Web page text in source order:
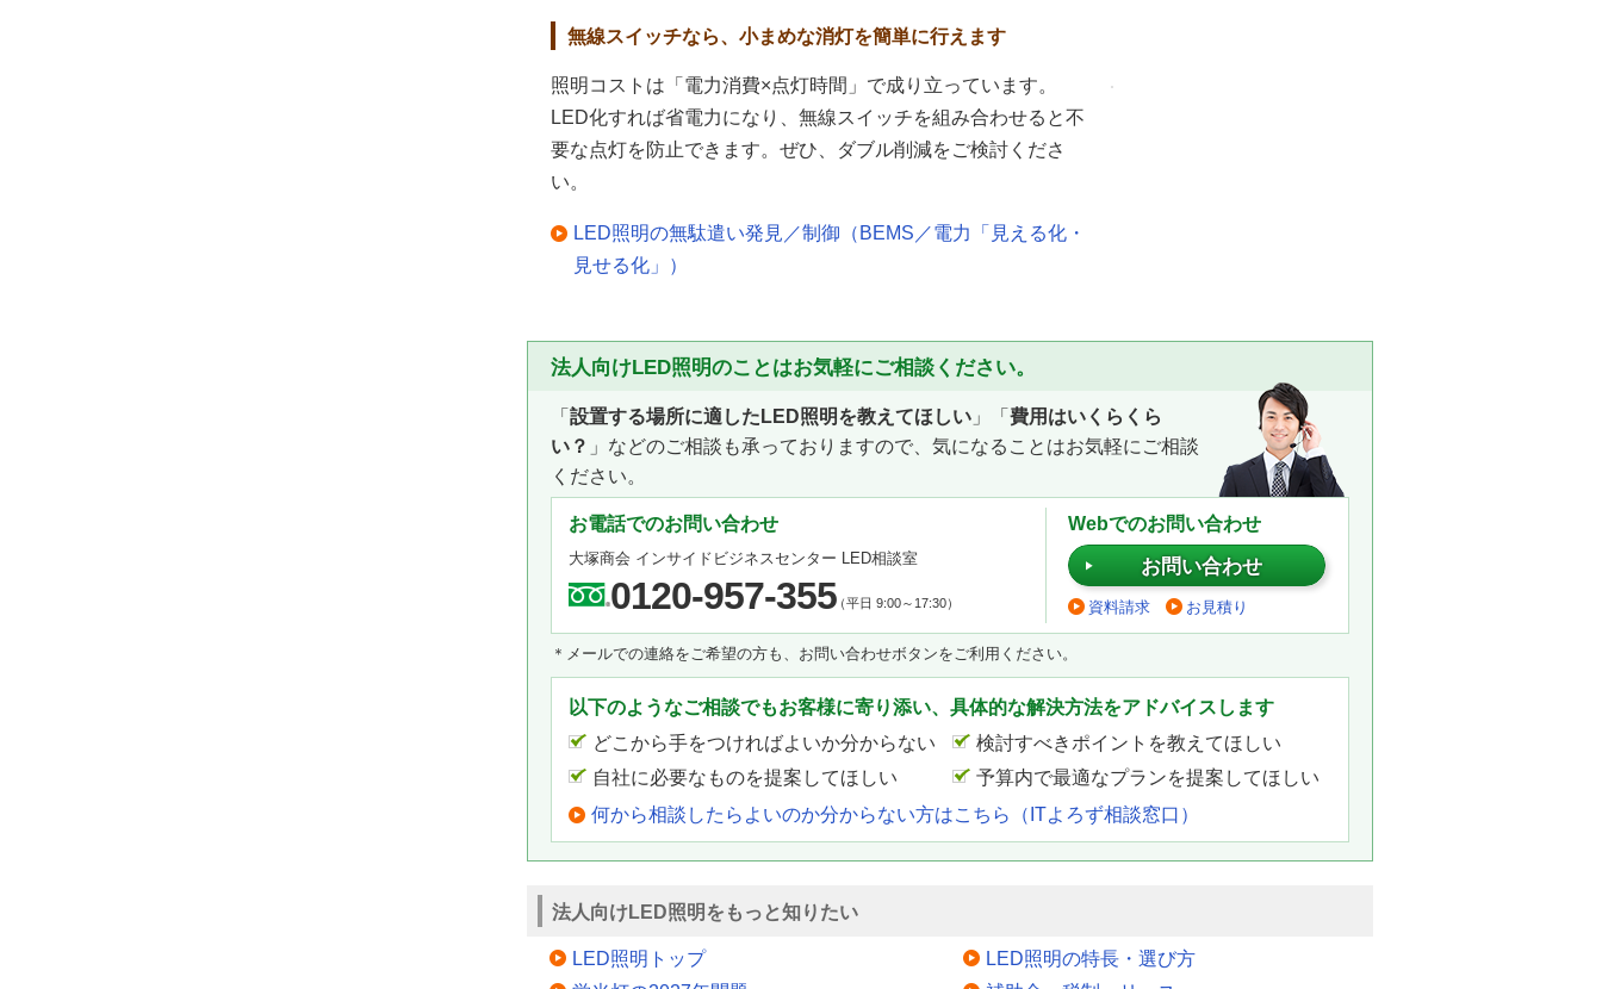
無線スイッチなら、小まめな消灯を簡単に行えます
照明コストは「電力消費×点灯時間」で成り立っています。
LED化すれば省電力になり、無線スイッチを組み合わせると不
要な点灯を防止できます。ぜひ、ダブル削減をご検討くださ
い。
LED照明の無駄遣い発見／制御（BEMS／電力「見える化・
見せる化」）
法人向けLED照明のことはお気軽にご相談ください。
「 設置する場所に適したLED照明を教えてほしい 」「 費用はいくらくら
い？ 」などのご相談も承っておりますので、気になることはお気軽にご相談
ください。
お電話でのお問い合わせ
大塚商会 インサイドビジネスセンター LED相談室
0120-957-355（平日 9:00～17:30）
Webでのお問い合わせ
お問い合わせ
資料請求 お見積り
＊メールでの連絡をご希望の方も、お問い合わせボタンをご利用ください。
以下のようなご相談でもお客様に寄り添い、具体的な解決方法をアドバイスします
どこから手をつければよいか分からない
検討すべきポイントを教えてほしい
自社に必要なものを提案してほしい
予算内で最適なプランを提案してほしい
何から相談したらよいのか分からない方はこちら（ITよろず相談窓口）
法人向けLED照明をもっと知りたい
LED照明トップ
LED照明の特長・選び方